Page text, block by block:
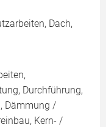
Dach,
Durchführung,
Dämmung /
Kern- /